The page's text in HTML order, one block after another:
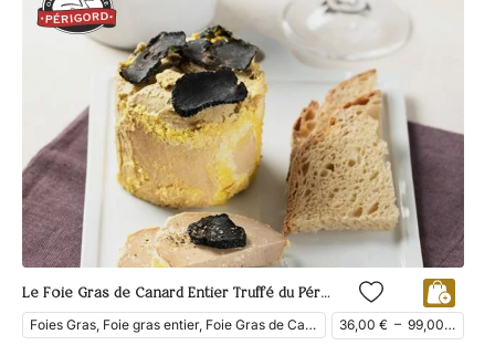
Le Foie Gras de Canard Entier Truffé du Périgord
Foies Gras, Foie gras entier, Foie Gras de Canard 36,00 € – 99,00 €